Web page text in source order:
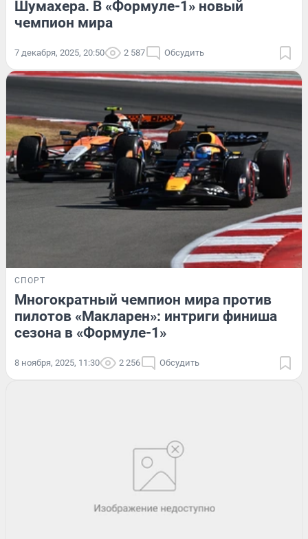
Шумахера. В «Формуле-1» новый
чемпион мира
7 декабря, 2025, 20:50 2 587 Обсудить
СПОРТ
Многократный чемпион мира против
пилотов «Макларен»: интриги финиша
сезона в «Формуле-1»
8 ноября, 2025, 11:30 2 256 Обсудить